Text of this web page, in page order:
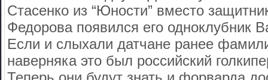
Стасенко из “Юности” вместо
Федорова появился его одноклубник
Если и слыхали датчане ранее
наверняка это был российский